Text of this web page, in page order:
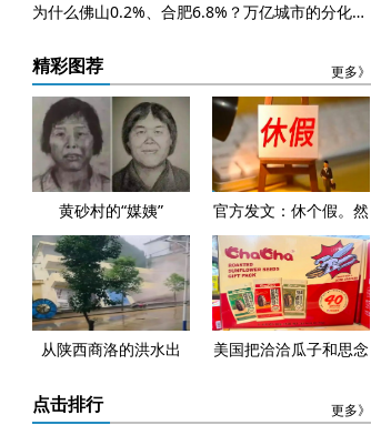
为什么佛山0.2%、合肥6.8%？万亿城市的分化，早在五年前就已注定
精彩图荐 更多》
黄砂村的“媒姨”
官方发文：休个假。然
后呢，钱呢？
从陕西商洛的洪水出
的2026年
美国把洽洽瓜子和思念
点击排行 更多》